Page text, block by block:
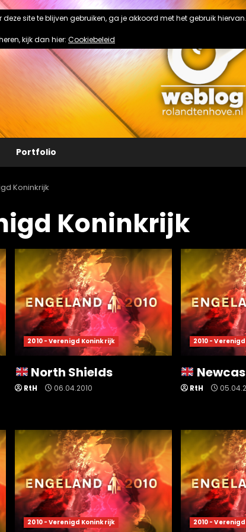
Portfolio
Koninkrijk
Koninkrijk
2010 - Verenigd Koninkrijk
North Shields
RtH 06.04.2010
2010 -
RtH
2010 - Verenigd Koninkrijk 2010 -
site te blijven gebruiken, ga je akkoord met het gebruik hiervan.
kijk dan hier: Cookiebeleid